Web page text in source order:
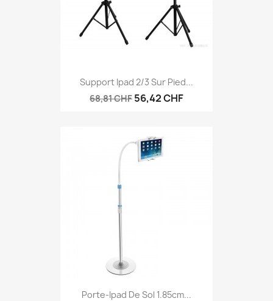
Support Ipad 2/3 Sur Pied...
68,81 CHF 56,42 CHF
Porte-Ipad De Sol 1.85cm...